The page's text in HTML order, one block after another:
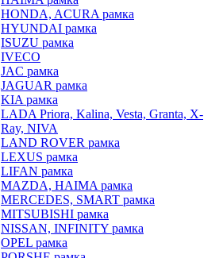
HONDA, ACURA рамка
HYUNDAI рамка
ISUZU рамка
IVECO
JAC рамка
JAGUAR рамка
KIA рамка
LADA Priora, Kalina, Vesta, Granta, X-
Ray, NIVA
LAND ROVER рамка
LEXUS рамка
LIFAN рамка
MAZDA, HAIMA рамка
MERCEDES, SMART рамка
MITSUBISHI рамка
NISSAN, INFINITY рамка
OPEL рамка